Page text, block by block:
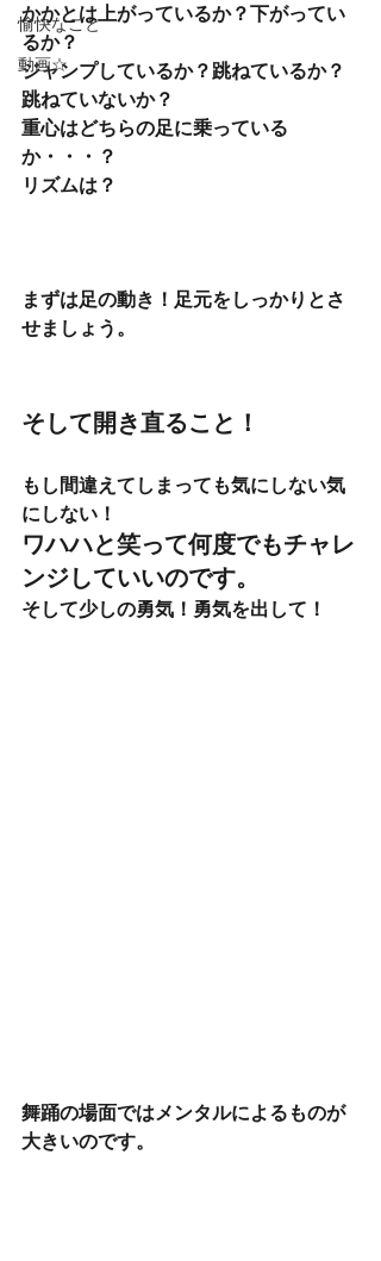
愉快なこと
動画☆
かかとは上がっているか？下がってい
るか？
ジャンプしているか？跳ねているか？
跳ねていないか？
重心はどちらの足に乗っている
か・・・？
リズムは？
まずは足の動き！足元をしっかりとさ
せましょう。
そして開き直ること！
もし間違えてしまっても気にしない気
にしない！
ワハハと笑って何度でもチャレ
ンジしていいのです。
そして少しの勇気！勇気を出して！
舞踊の場面ではメンタルによるものが
大きいのです。